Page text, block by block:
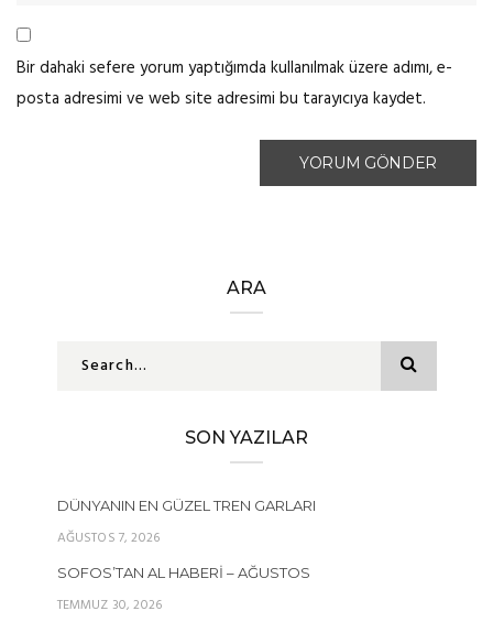
Bir dahaki sefere yorum yaptığımda kullanılmak üzere adımı, e-
posta adresimi ve web site adresimi bu tarayıcıya kaydet.
ARA
SON YAZILAR
DÜNYANIN EN GÜZEL TREN GARLARI
AĞUSTOS 7, 2026
SOFOS’TAN AL HABERI – AĞUSTOS
TEMMUZ 30, 2026